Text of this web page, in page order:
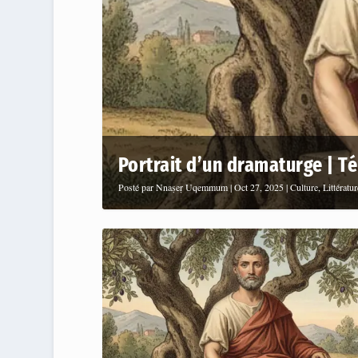
Portrait d’un dramaturge |
Posté parNnaṣeṛ Uqemmum|Oct 27, 2025|Culture,